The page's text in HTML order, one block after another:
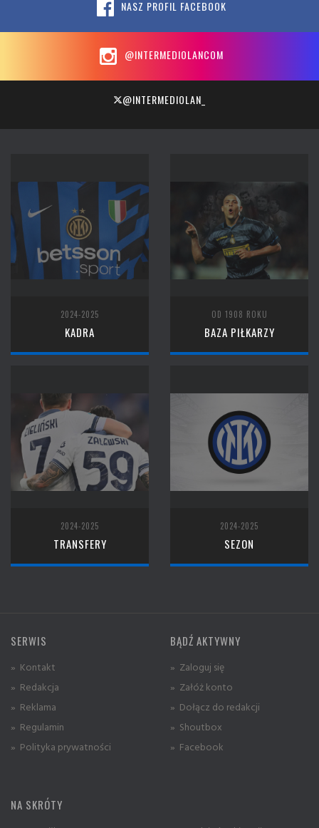
NASZ PROFIL FACEBOOK
@INTERMEDIOLANCOM
@INTERMEDIOLAN_
2024-2025
KADRA
OD 1908 ROKU
BAZA PIŁKARZY
2024-2025
TRANSFERY
2024-2025
SEZON
SERWIS
» Kontakt
» Redakcja
» Reklama
» Regulamin
» Polityka prywatności
BĄDŹ AKTYWNY
» Zaloguj się
» Załóż konto
» Dołącz do redakcji
» Shoutbox
» Facebook
NA SKRÓTY